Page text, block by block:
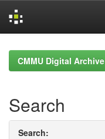
navigationCMMU Digital Archive
Search
Search: